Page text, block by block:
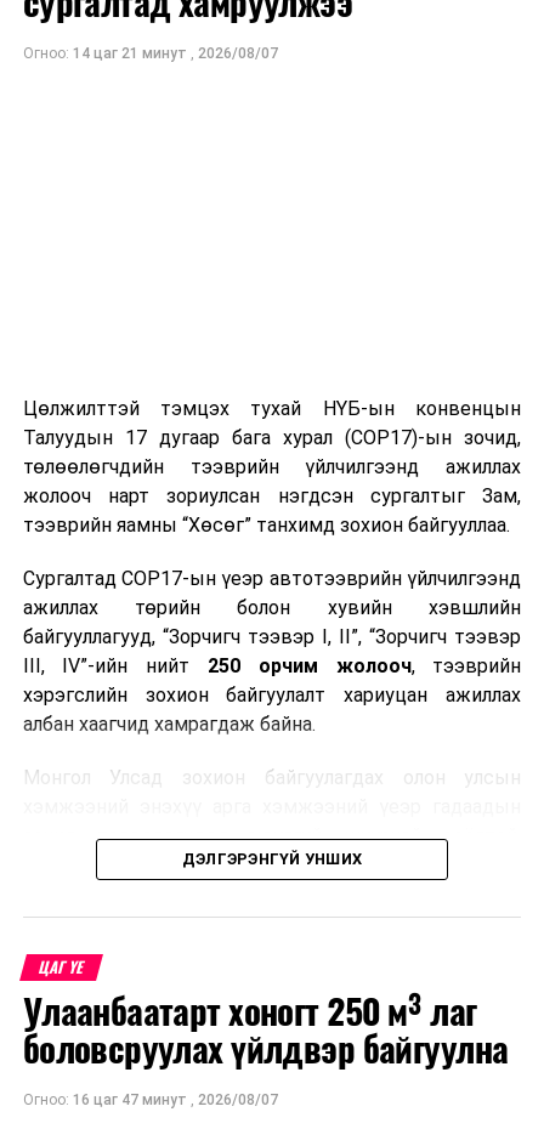
тус улсын сайн туршлагыг нэвтрүүлэхэд хамтран
талаар дэмжинэ гэдгээ Хотын дарга илэрхийлсэн
Огноо: 14 цаг 21 минут , 2026/08/07
Цөлжилттэй тэмцэх тухай НҮБ-ын конвенцын
Талуудын 17 дугаар бага хурал (COP17)-ын зочид,
төлөөлөгчдийн тээврийн үйлчилгээнд ажиллах
жолооч нарт зориулсан нэгдсэн сургалтыг Зам,
тээврийн яамны “Хөсөг” танхимд зохион байгууллаа.
Сургалтад COP17-ын үеэр автотээврийн үйлчилгээнд
ажиллах төрийн болон хувийн хэвшлийн
байгууллагууд, “Зорчигч тээвэр I, II”, “Зорчигч тээвэр
III, IV”-ийн нийт 250 орчим жолооч, тээврийн
хэрэгслийн зохион байгуулалт хариуцан ажиллах
албан хаагчид хамрагдаж байна.
Монгол Улсад зохион байгуулагдах олон улсын
зочид, төлөөлөгчдөд аюулгүй, шуурхай, соёлтой,
мэргэжлийн түвшинд тээврийн үйлчилгээ үзүүлэх
зохион байгуулалтын онцлог, зочид, төлөөлөгчдийн
ангилал, үйлчилгээний стандарт, жолооч нарын үүрэг
хариуцлага, сахилга бат, үйлчилгээний соёл, ёс зүй,
мэргэжлийн харилцааны талаар нэгдсэн мэдээлэл
өгчээ.
ДЭЛГЭРЭНГҮЙ УНШИХ
ЦАГ ҮЕ
Улаанбаатарт хоногт 250 м³ лаг
боловсруулах үйлдвэр байгуулна
Огноо: 16 цаг 47 минут , 2026/08/07